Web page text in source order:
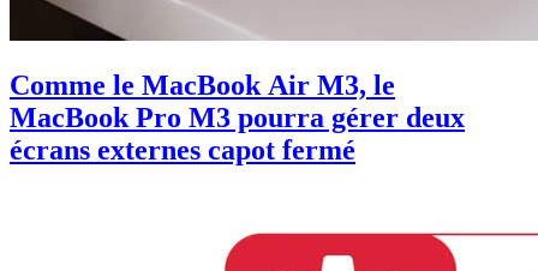
Comme le MacBook Air M3, le
MacBook Pro M3 pourra gérer deux
écrans externes capot fermé